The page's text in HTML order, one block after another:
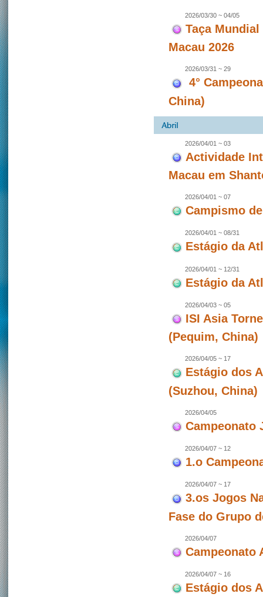
2026/03/30 ~ 04/05
Taça
Macau 2026
2026/03/31 ~ 29
4°
China)
2026/04/01 ~ 03
Actividade
Macau em
2026/04/01 ~ 07
Campismo
2026/04/01 ~ 08/31
Estágio da
2026/04/01 ~ 12/31
Estágio da
2026/04/03 ~ 05
ISI Asia
(Pequim, China)
2026/04/05 ~ 17
Estágio dos
(Suzhou, China)
2026/04/05
Campeonato
2026/04/07 ~ 12
1.o
2026/04/07 ~ 17
3.os Jogos
Fase do Grupo
2026/04/07
Campeonato
2026/04/07 ~ 16
Estágio dos